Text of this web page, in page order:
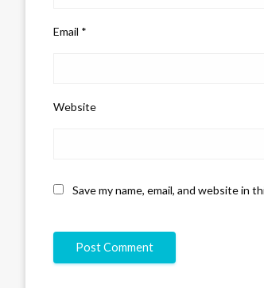
Email *
Website
Save my name, email, and website in